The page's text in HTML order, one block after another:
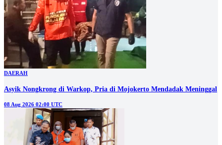
DAERAH
Asyik Nongkrong di Warkop, Pria di Mojokerto Mendadak Meninggal
08 Aug 2026 02:00 UTC